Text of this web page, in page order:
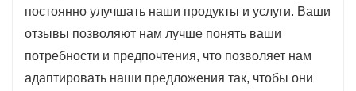
постоянно улучшать наши продукты и услуги. Ваши
отзывы позволяют нам лучше понять ваши
потребности и предпочтения, что позволяет нам
адаптировать наши предложения так, чтобы они